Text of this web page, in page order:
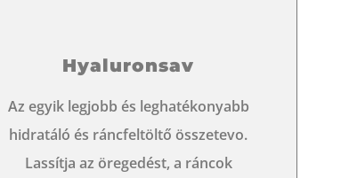
Hyaluronsav
Az egyik legjobb és leghatékonyabb
hidratáló és ráncfeltöltő összetevo.
Lassítja az öregedést, a ráncok